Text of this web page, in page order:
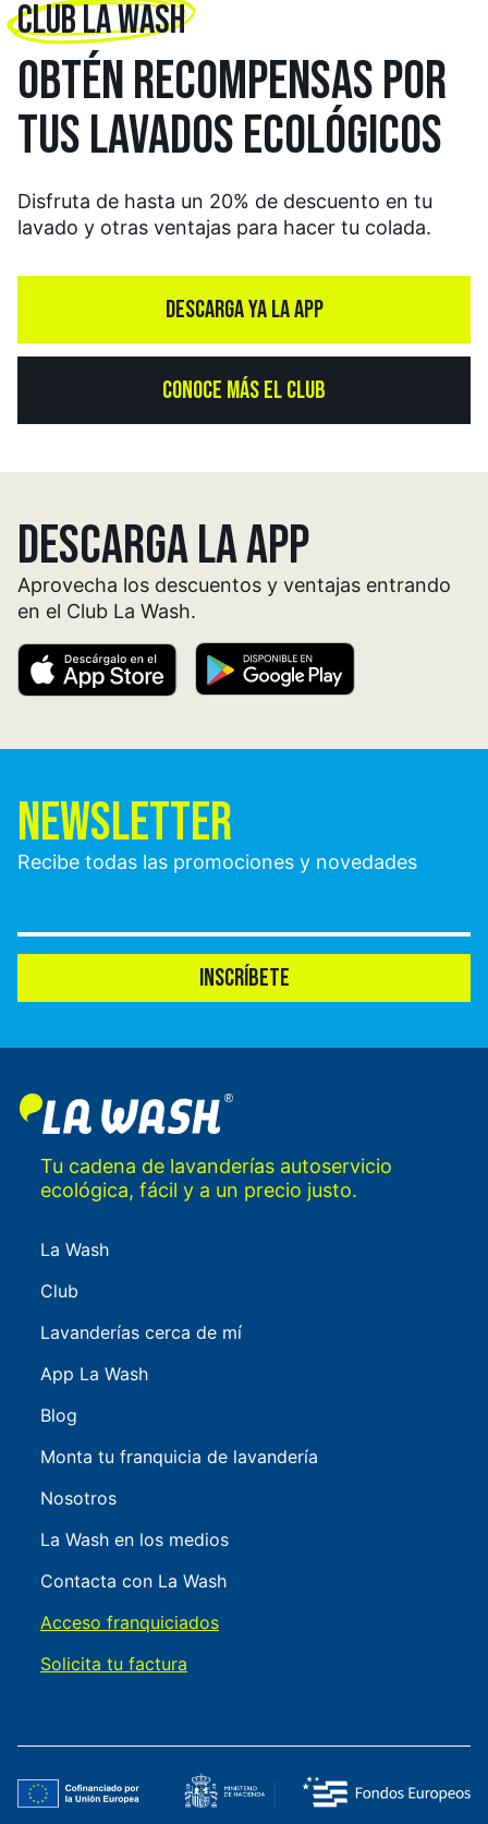
CLUB LA WASH
OBTÉN RECOMPENSAS POR
TUS LAVADOS ECOLÓGICOS
Disfruta de hasta un 20% de descuento en tu
lavado y otras ventajas para hacer tu colada.
DESCARGA YA LA APP
CONOCE MÁS EL CLUB
DESCARGA LA APP
Aprovecha los descuentos y ventajas entrando
en el Club La Wash.
NEWSLETTER
Recibe todas las promociones y novedades
INSCRÍBETE
Tu cadena de lavanderías autoservicio
ecológica, fácil y a un precio justo.
La Wash
Club
Lavanderías cerca de mí
App La Wash
Blog
Monta tu franquicia de lavandería
Nosotros
La Wash en los medios
Contacta con La Wash
Acceso franquiciados
Solicita tu factura